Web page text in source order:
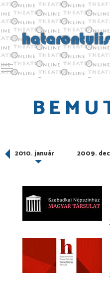
Toggle main menu visibility
2010. január 2009.